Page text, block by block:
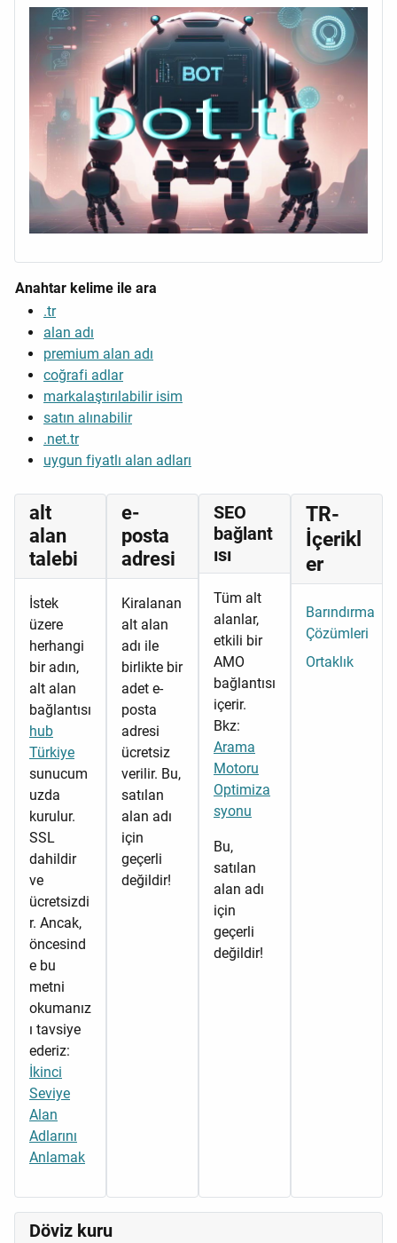
Anahtar kelime ile ara
.tr
alan adı
premium alan adı
coğrafi adlar
markalaştırılabilir isim
satın alınabilir
.net.tr
uygun fiyatlı alan adları
alt
alan
talebi
İstek
üzere
herhangi
bir adın,
alt alan
bağlantısı
hub
Türkiye
sunucum
uzda
kurulur.
SSL
dahildir
ve
ücretsizdi
r. Ancak,
öncesind
e bu
metni
okumanız
ı tavsiye
ederiz:
İkinci
Seviye
Alan
Adlarını
Anlamak
e-
posta
adresi
Kiralanan
alt alan
adı ile
birlikte bir
adet e-
posta
adresi
ücretsiz
verilir. Bu,
satılan
alan adı
için
geçerli
değildir!
SEO
bağlant
ısı
Tüm alt
alanlar,
etkili bir
AMO
bağlantısı
içerir.
Bkz:
Arama
Motoru
Optimiza
syonu
Bu,
satılan
alan adı
için
geçerli
değildir!
TR-
İçerikl
er
Barındırma
Çözümleri
Ortaklık
Döviz kuru